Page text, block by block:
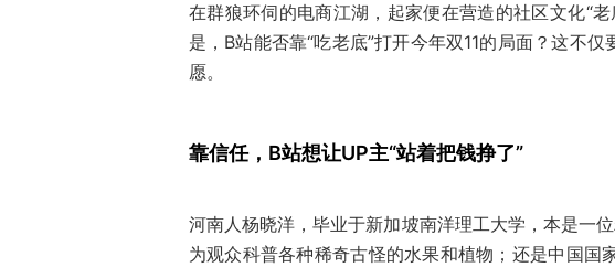
在群狼环伺的电商江湖，起家便在营造的社区文化“
是，B站能否靠“吃老底”打开今年双11的局面？这不
愿。
靠信任，B站想让UP主“站着把钱挣了”
河南人杨晓洋，毕业于新加坡南洋理工大学，本是一
为观众科普各种稀奇古怪的水果和植物；还是中国